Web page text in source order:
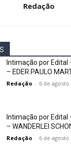
Redação
Intimação por
– EDER PAULO
Redação - 6 de agosto
Intimação por
– WANDERLEI
Redação - 6 de agosto